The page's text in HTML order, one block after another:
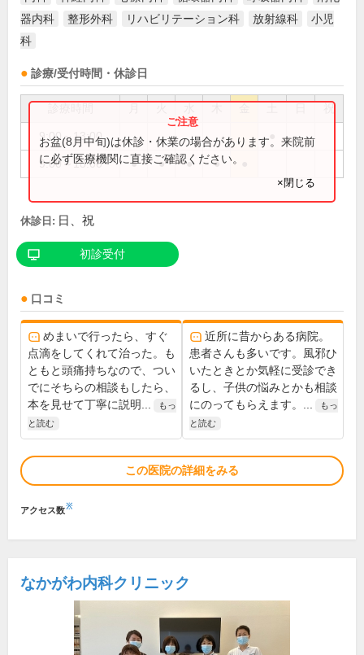
器内科
整形外科 リハビリテーション科 放射線科
小児
科
診療/受付時間・休診日
祝
9:00～13:00
9:00～18:00 ● ● ● ●
お盆(8月中旬)は休診・休業の場合があります。来院前
に必ず医療機関に直接ご確認ください。
×閉じる
休診日: 日、祝
初診受付
口コミ
めまいで行ったら、すぐ
点滴をしてくれて治った。も
ともと頭痛持ちなので、つい
でにそちらの相談もしたら、
本を見せて丁寧に説明...
もっ
と読む
近所に昔からある病院。
患者さんも多いです。風邪ひ
いたときとか気軽に受診でき
るし、子供の悩みとかも相談
にのってもらえます。...
もっ
と読む
この医院の詳細をみる
アクセス数※
なかがわ内科クリニック